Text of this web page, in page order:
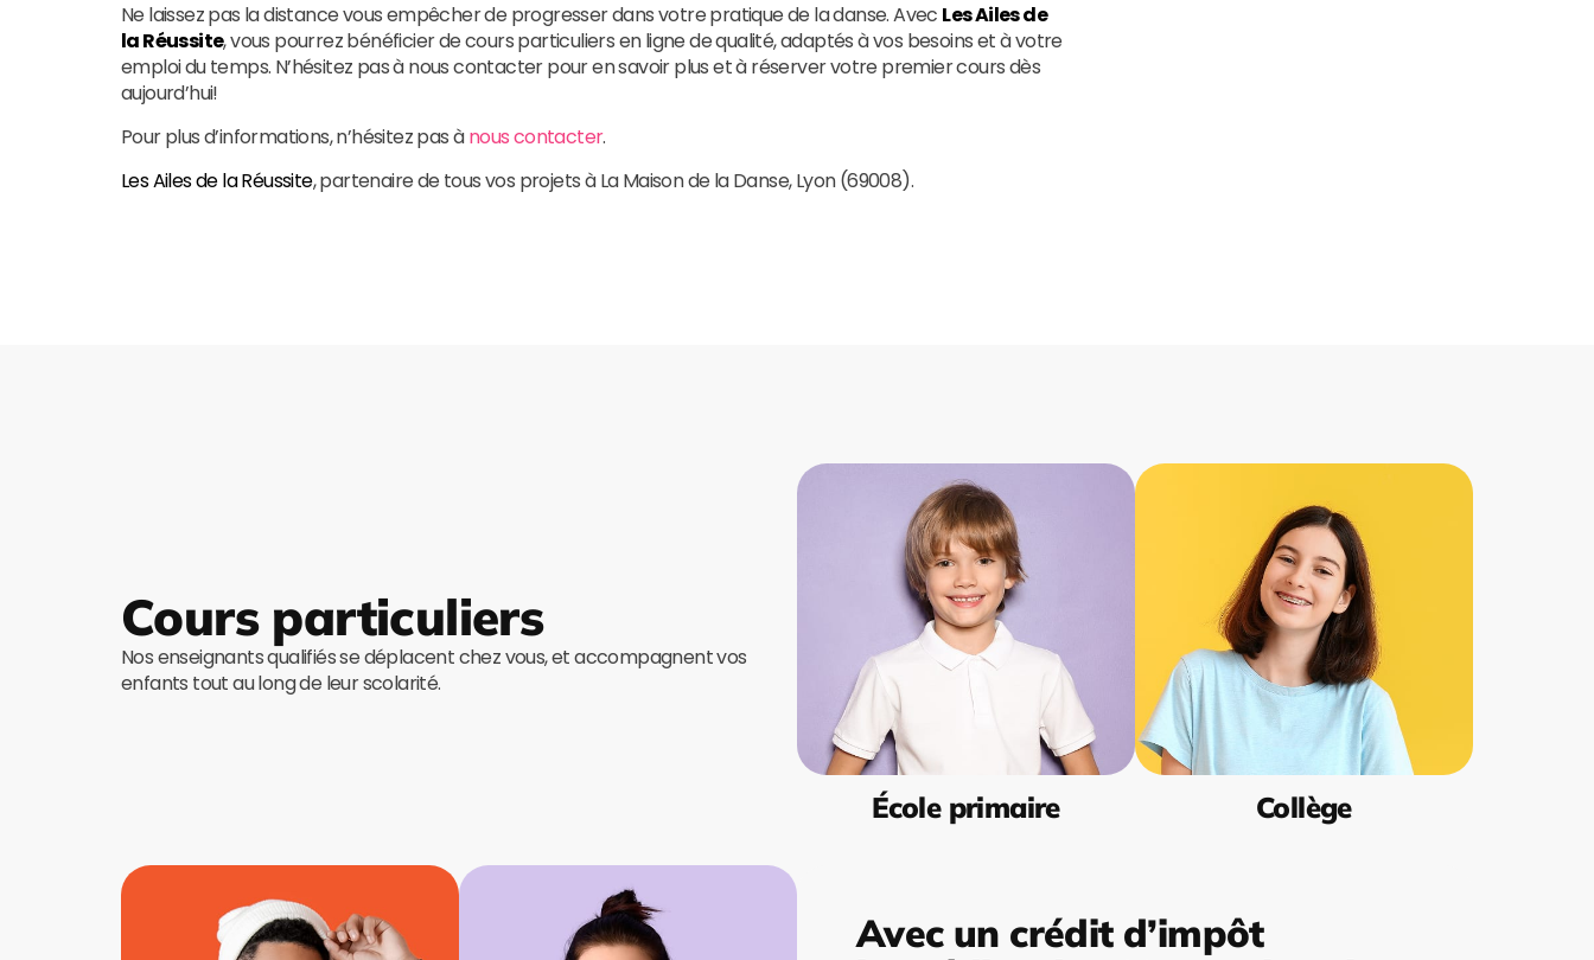
Ne laissez pas la distance vous empêcher de progresser dans votre pratique de la danse. Avec Les Ailes de
la Réussite, vous pourrez bénéficier de cours particuliers en ligne de qualité, adaptés à vos besoins et à votre
emploi du temps. N’hésitez pas à nous contacter pour en savoir plus et à réserver votre premier cours dès
aujourd’hui!
Pour plus d’informations, n’hésitez pas ànous contacter.
Les Ailes de la Réussite, partenaire de tous vos projets à La Maison de la Danse, Lyon (69008).
Cours particuliers
Nos enseignants qualifiés se déplacent chez vous, et accompagnent vos
enfants tout au long de leur scolarité.
École primaire Collège
Avec un crédit d’impôt